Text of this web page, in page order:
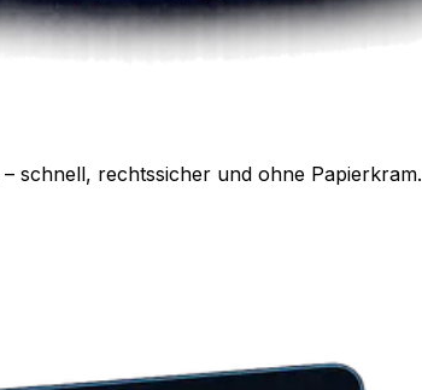
– schnell, rechtssicher und ohne Papierkram.